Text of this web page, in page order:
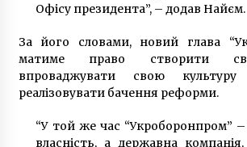
7 років ago
У Києві перекрили рух на
Офісу президента”, – додав Найєм.
За його словами, новий глава
матиме право створити
впроваджувати свою культуру
реалізовувати бачення реформи.
“У той же час “Укроборонпром”
власність, а державна